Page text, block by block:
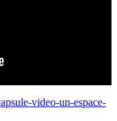
video-un-espace-